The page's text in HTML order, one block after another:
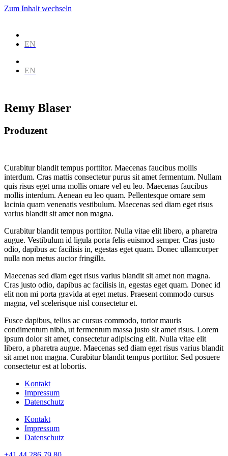
Zum Inhalt wechseln
EN
EN
Remy Blaser
Produzent
Curabitur blandit tempus porttitor. Maecenas faucibus mollis
interdum. Cras mattis consectetur purus sit amet fermentum. Nullam
quis risus eget urna mollis ornare vel eu leo. Maecenas faucibus
mollis interdum. Aenean eu leo quam. Pellentesque ornare sem
lacinia quam venenatis vestibulum. Maecenas sed diam eget risus
varius blandit sit amet non magna.
Curabitur blandit tempus porttitor. Nulla vitae elit libero, a pharetra
augue. Vestibulum id ligula porta felis euismod semper. Cras justo
odio, dapibus ac facilisis in, egestas eget quam. Donec ullamcorper
nulla non metus auctor fringilla.
Maecenas sed diam eget risus varius blandit sit amet non magna.
Cras justo odio, dapibus ac facilisis in, egestas eget quam. Donec id
elit non mi porta gravida at eget metus. Praesent commodo cursus
magna, vel scelerisque nisl consectetur et.
Fusce dapibus, tellus ac cursus commodo, tortor mauris
condimentum nibh, ut fermentum massa justo sit amet risus. Lorem
ipsum dolor sit amet, consectetur adipiscing elit. Nulla vitae elit
libero, a pharetra augue. Maecenas sed diam eget risus varius blandit
sit amet non magna. Curabitur blandit tempus porttitor. Sed posuere
consectetur est at lobortis.
Kontakt
Impressum
Datenschutz
Kontakt
Impressum
Datenschutz